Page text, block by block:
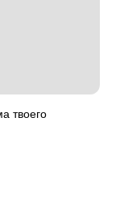
твоего